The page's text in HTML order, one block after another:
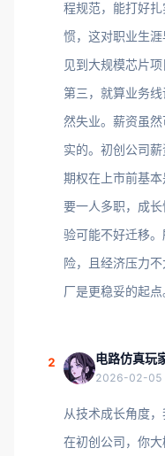
程规范，能打好
惯，这对职业生
见到大规模芯片
第三，就算业务
然失业。薪资虽
实的。初创公司薪
期权在上市前基
要一人多职，成
验可能不好迁移
险，且经济压力
厂是更稳妥的起点
2 电路仿真玩
2026-02-05
从技术成长角度
在初创公司，你